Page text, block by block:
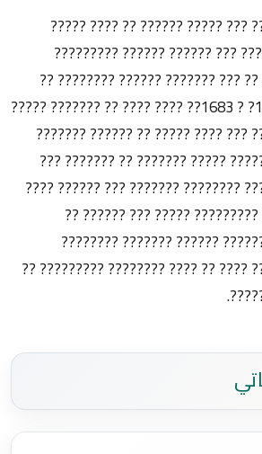
??? ?? ??????? ?????? ???
??????? ?????????? ??? ???
?????? ?????? ????? ?? ???
??????? 1529? ?1532? ? 1683?? ???? ???? ?? ??????? ?????
?? ?????? ????? ????? ??? ????
???? ?? ??????? ???????? ?????
???? ??? ????? ??????? ????????
?? ???? ?????? ?? ??
???????? ???? ??? ???????
???????? ???? ?? ???? ???? ?? ????
??